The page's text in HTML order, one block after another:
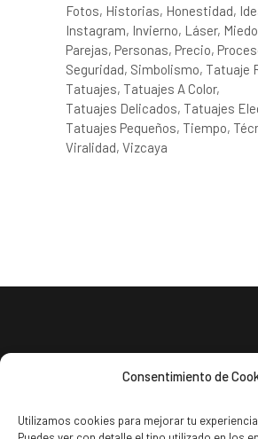
Consentimiento de
Utilizamos cookies para mejorar tu
Fotos Historias Honestidad
Instagram Invierno Láser
Parejas Personas Precio
Seguridad Simbolismo Tatuaje
Tatuajes Tatuajes A Color
Tatuajes Delicados Tatuajes
Tatuajes Pequeños Tiempo
Viralidad Vizcaya